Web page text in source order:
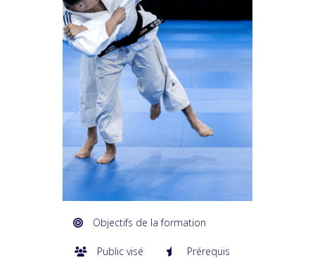
Objectifs de la formation
Public visé Prérequis